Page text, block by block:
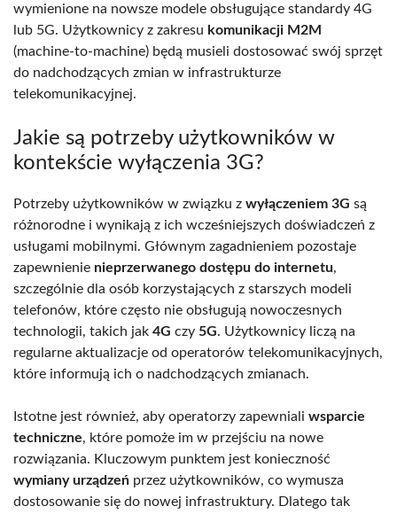
wymienione na nowsze modele obsługujące standardy 4G
lub 5G. Użytkownicy z zakresu komunikacji M2M
(machine-to-machine) będą musieli dostosować swój sprzęt
do nadchodzących zmian w infrastrukturze
telekomunikacyjnej.
Jakie są potrzeby użytkowników w
kontekście wyłączenia 3G?
Potrzeby użytkowników w związku z wyłączeniem 3G są
różnorodne i wynikają z ich wcześniejszych doświadczeń z
usługami mobilnymi. Głównym zagadnieniem pozostaje
zapewnienie nieprzerwanego dostępu do internetu,
szczególnie dla osób korzystających z starszych modeli
telefonów, które często nie obsługują nowoczesnych
technologii, takich jak 4G czy 5G. Użytkownicy liczą na
regularne aktualizacje od operatorów telekomunikacyjnych,
które informują ich o nadchodzących zmianach.
Istotne jest również, aby operatorzy zapewniali wsparcie
techniczne, które pomoże im w przejściu na nowe
rozwiązania. Kluczowym punktem jest konieczność
wymiany urządzeń przez użytkowników, co wymusza
dostosowanie się do nowej infrastruktury. Dlatego tak